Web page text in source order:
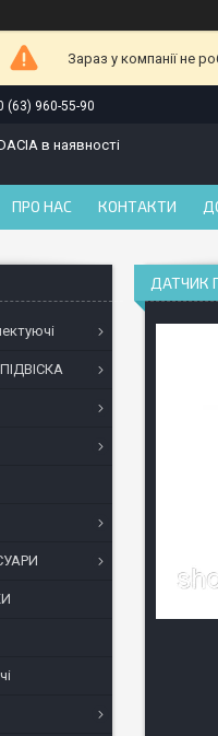
Зараз у компанії не
(63) 960-55-90
в наявності
ПРО НАС КОНТАКТИ
ДАТЧИК